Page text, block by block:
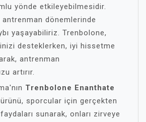
yönde etkileyebilmesidir.
dönemlerinde
yaşayabiliriz. Trenbolone,
desteklerken, iyi hissetme
antrenman
artırır.
Trenbolone Enanthate
ürünü, sporcular için gerçekten
sunarak, onları zirveye